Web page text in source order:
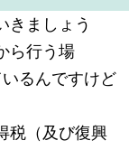
きましょう
ら行う場
るんですけど
税（及び復興